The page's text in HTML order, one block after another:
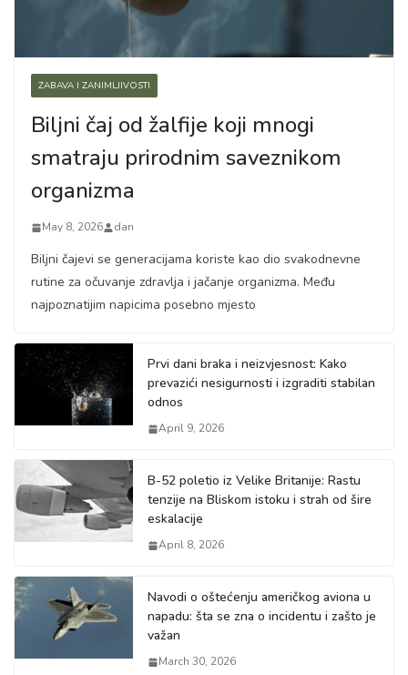
ZABAVA I ZANIMLJIVOSTI
Biljni čaj od žalfije koji mnogi
smatraju prirodnim saveznikom
organizma
May 8, 2026 dan
Biljni čajevi se generacijama koriste kao dio svakodnevne
rutine za očuvanje zdravlja i jačanje organizma. Među
najpoznatijim napicima posebno mjesto
Prvi dani braka i neizvjesnost: Kako
prevazići nesigurnosti i izgraditi stabilan
odnos
April 9, 2026
B-52 poletio iz Velike Britanije: Rastu
tenzije na Bliskom istoku i strah od šire
eskalacije
April 8, 2026
Navodi o oštećenju američkog aviona u
napadu: šta se zna o incidentu i zašto je
važan
March 30, 2026